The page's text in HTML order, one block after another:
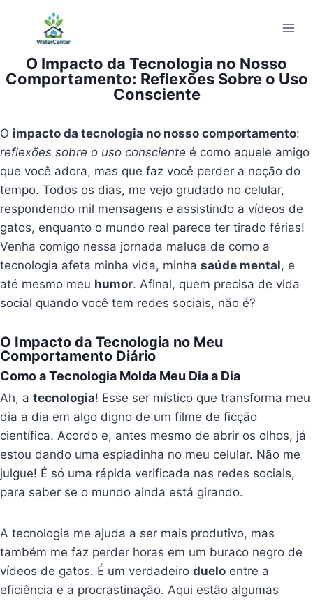
ConteúdoO Impacto da Tecnologia no Nosso
Comportamento: Reflexões Sobre o Uso
Consciente
O impacto da tecnologia no nosso comportamento:
reflexões sobre o uso consciente é como aquele amigo
que você adora, mas que faz você perder a noção do
tempo. Todos os dias, me vejo grudado no celular,
respondendo mil mensagens e assistindo a vídeos de
gatos, enquanto o mundo real parece ter tirado férias!
Venha comigo nessa jornada maluca de como a
tecnologia afeta minha vida, minhasaúde mental, e
até mesmo meu humor. Afinal, quem precisa de vida
social quando você tem redes sociais, não é?
O Impacto da Tecnologia no Meu
Comportamento Diário
Como a Tecnologia Molda Meu Dia a Dia
Ah, atecnologia! Esse ser místico que transforma meu
dia a dia em algo digno de um filme de ficção
científica. Acordo e, antes mesmo de abrir os olhos, já
estou dando uma espiadinha no meu celular. Não me
julgue! É só uma rápida verificada nas redes sociais,
para saber se o mundo ainda está girando.
A tecnologia me ajuda a ser mais produtivo, mas
também me faz perder horas em um buraco negro de
vídeos de gatos. É um verdadeiroduelo entre a
eficiência e a procrastinação. Aqui estão algumas